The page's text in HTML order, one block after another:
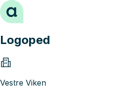
Hopp til innhold
Logoped
Vestre Viken